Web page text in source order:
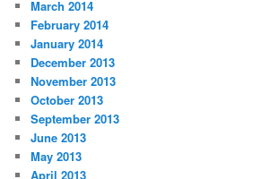
March 2014
February 2014
January 2014
December 2013
November 2013
October 2013
September 2013
June 2013
May 2013
April 2013